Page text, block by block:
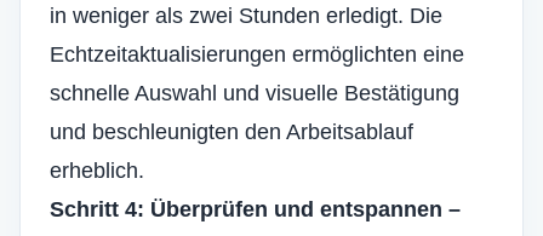
in weniger als zwei Stunden erledigt. Die
Echtzeitaktualisierungen ermöglichten eine
schnelle Auswahl und visuelle Bestätigung
und beschleunigten den Arbeitsablauf
erheblich.
Schritt 4: Überprüfen und entspannen –